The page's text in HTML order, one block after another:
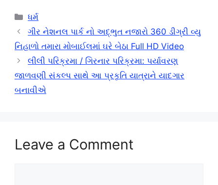
Categories
ધર્મ
ગીર નેશનલ પાર્ક નો અદ્ભુત નજારો 360 ડીગ્રી વ્યુ
નિહાળો તમારા મોબાઈલમાં ઘરે બેઠા Full HD Video
લીલી પરિક્રમા / ગિરનાર પરિક્રમા: પર્યાવરણ
જાળવણી સંકલ્પ સાથે આ પ્રકૃતિ યાત્રાને યાદગાર
બનાવીએ
Leave a Comment